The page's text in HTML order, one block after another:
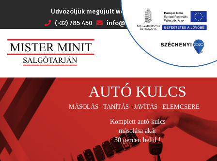
Üdvözöljük megújult weboldalunkon !
(+32) 785 450
info@tarjanminit.hu
Komplett autó kulcs
másolása akár
30 percen belül !
AUTÓ KULCS
MÁSOLÁS - TANÍTÁS - JAVÍTÁS - ELEMCSERE